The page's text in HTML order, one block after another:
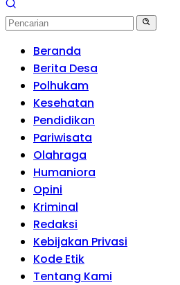
Beranda
Berita Desa
Polhukam
Kesehatan
Pendidikan
Pariwisata
Olahraga
Humaniora
Opini
Kriminal
Redaksi
Kebijakan Privasi
Kode Etik
Tentang Kami